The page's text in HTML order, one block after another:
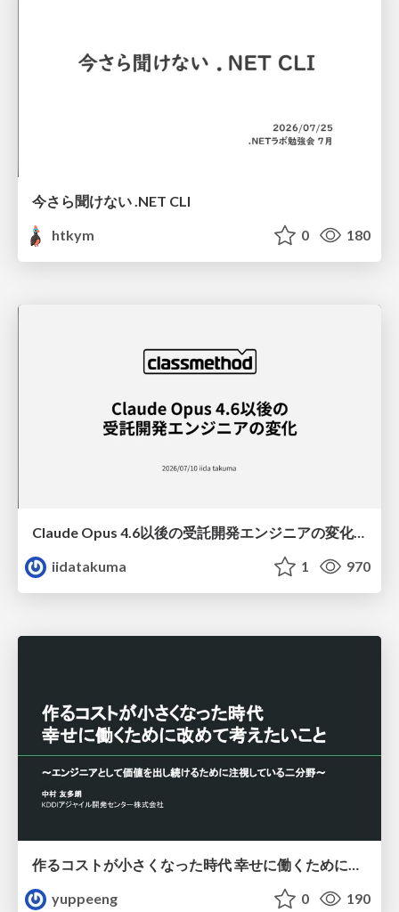
今さら聞けない .NET CLI
htkym
0 180
Claude Opus 4.6以後の受託開発エンジニアの変化(Claude Code開発ノウハウ大公開スペシャルbyクラスメソッド)
iidatakuma
1 970
yuppeeng
0 190